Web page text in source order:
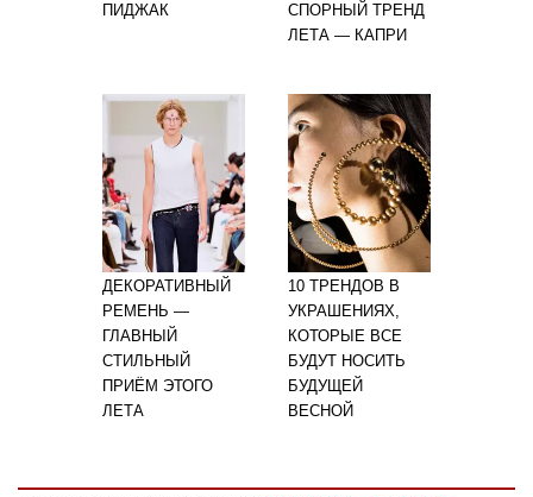
ПИДЖАК
СПОРНЫЙ ТРЕНД
ЛЕТА — КАПРИ
ДЕКОРАТИВНЫЙ
РЕМЕНЬ —
ГЛАВНЫЙ
СТИЛЬНЫЙ
ПРИЁМ ЭТОГО
ЛЕТА
10 ТРЕНДОВ В
УКРАШЕНИЯХ,
КОТОРЫЕ ВСЕ
БУДУТ НОСИТЬ
БУДУЩЕЙ
ВЕСНОЙ